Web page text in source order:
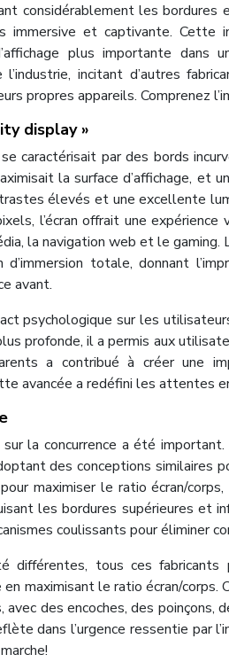
considérablement les bordures
immersive et captivante. Cette
plus importante dans
incitant d’autres
propres appareils. Comprenez
display »
caractérisait par des bords
la surface d’affichage, et
élevés et une excellente
l’écran offrait une
la navigation web et le gaming.
totale, donnant
avant.
psychologique sur les
profonde, il a permis aux
a contribué à créer une
avancée a redéfini les attentes
sur la concurrence a été
des conceptions similaires
maximiser le ratio écran/
les bordures supérieures et
coulissants pour éliminer
différentes, tous ces fabricants
maximisant le ratio écran/corps.
des encoches, des poinçons,
dans l’urgence ressentie par